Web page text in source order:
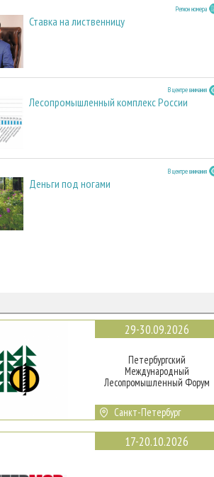
Регион номера
Ставка на лиственницу
В центре внимания
Лесопромышленный комплекс России
В центре внимания
Деньги под ногами
29-30.09.2026
Петербургский
Международный
Лесопромышленный Форум
Санкт-Петербург
17-20.10.2026